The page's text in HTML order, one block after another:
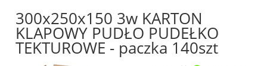
300x250x150 3w KARTON
KLAPOWY PUDŁO PUDEŁKO
TEKTUROWE - paczka 140szt